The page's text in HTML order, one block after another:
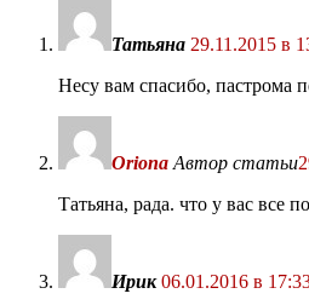
Татьяна 29.11.2015 в
Несу вам спасибо, пастрома
Oriona Автор статьи
Татьяна, рада. что у вас все
Ирик 06.01.2016 в